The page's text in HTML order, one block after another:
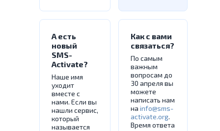
А есть
новый
SMS-
Activate?
Наше имя
уходит
вместе с
нами. Если вы
нашли сервис,
который
называется
Как с вами
связаться?
По самым
важным
вопросам до
30 апреля вы
можете
написать нам
на info@sms-
activate.org.
Время ответа